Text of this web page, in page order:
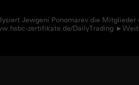
Jewgeni Ponomarev die Mitglieder
zertifikate.de/DailyTrading